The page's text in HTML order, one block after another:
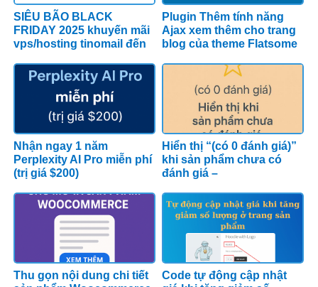
SIÊU BÃO BLACK
FRIDAY 2025 khuyến mãi
vps/hosting tinomail đến
Plugin Thêm tính năng
Ajax xem thêm cho trang
blog của theme Flatsome
Nhận ngay 1 năm
Perplexity AI Pro miễn phí
(trị giá $200)
Hiển thị “(có 0 đánh giá)”
khi sản phẩm chưa có
đánh giá –
Flatsome
Thu gọn nội dung chi tiết
Code tự động cập nhật